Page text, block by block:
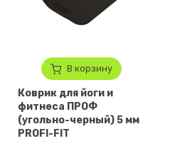
В корзину
Коврик для йоги и
фитнеса ПРОФ
(угольно-черный) 5 мм
PROFI-FIT